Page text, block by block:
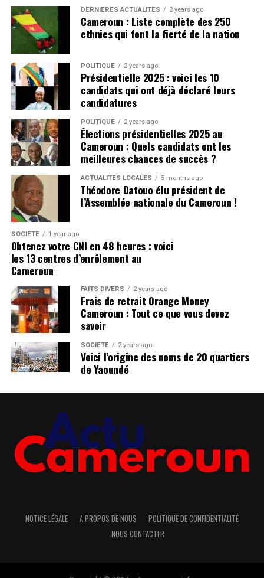
DERNIÈRES ACTUALITÉS 2 years ago
Cameroun : Liste complète des 250
ethnies qui font la fierté de la nation
POLITIQUE 2 years ago
Présidentielle 2025 : voici les 10
candidats qui ont déjà déclaré leurs
candidatures
POLITIQUE 2 years ago
Élections présidentielles 2025 au
Cameroun : Quels candidats ont les
meilleures chances de succès ?
ACTUALITÉS LOCALES 5 months ago
Théodore Datouo élu président de
l’Assemblée nationale du Cameroun !
SOCIÉTÉ 1 year ago
Obtenez votre CNI en 48 heures : voici
les 13 centres d’enrôlement au
Cameroun
FAITS DIVERS 2 years ago
Frais de retrait Orange Money
Cameroun : Tout ce que vous devez
savoir
SOCIÉTÉ 2 years ago
Voici l’origine des noms de 20 quartiers
de Yaoundé
NOTICE LÉGALE A PROPOS DE NOUS
POLITIQUE DE CONFIDENTIALITÉ
NOUS CONTACTER